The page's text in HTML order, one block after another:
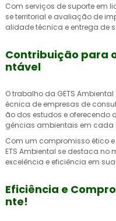
Com serviços de suporte em
se territorial e avaliação de
alidade técnica e entrega de
Contribuição para
ntável
O trabalho da GETS
écnica de empresas de
ão dos estudos e oferecendo
gências ambientais em cada
Com um compromisso ético
ETS Ambiental se destaca
excelência e eficiência em
Eficiência e
nte!